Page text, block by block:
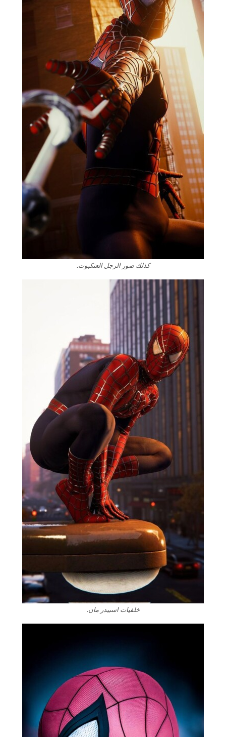
كذلك صور الرجل العنكبوت.
خلفيات اسبيدر مان.